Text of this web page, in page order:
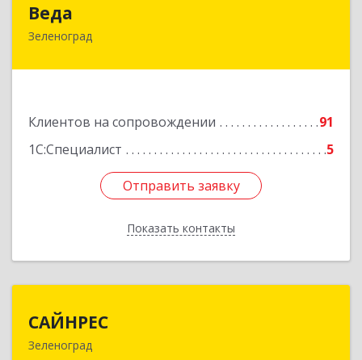
Веда
Зеленоград
Клиентов на сопровождении
91
1С:Специалист
5
Отправить заявку
Показать контакты
124683, Москва г, Зеленоград г, корпус 1504,
Отправить заявку
Назад
САЙНРЕС
Зеленоград
124365, Москва г, Зеленоград г, корпус 2307А,